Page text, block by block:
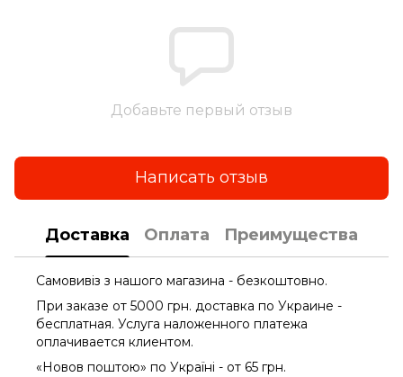
Добавьте первый отзыв
Написать отзыв
Доставка Оплата Преимущества
Самовивіз з нашого магазина - безкоштовно.
При заказе от 5000 грн. доставка по Украине -
бесплатная. Услуга наложенного платежа
оплачиваетcя клиентом.
«Новов поштою» по Україні - от 65 грн.